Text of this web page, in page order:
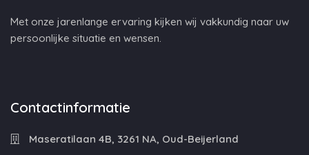
Met onze jarenlange ervaring kijken wij vakkundig naar uw
persoonlijke situatie en wensen.
Contactinformatie
Maseratilaan 4B, 3261 NA, Oud-Beijerland